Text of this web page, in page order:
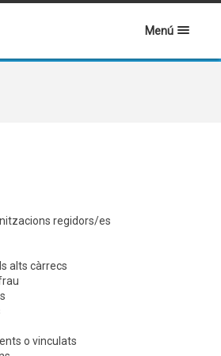
Menú
regidors/es
alts càrrecs
o vinculats